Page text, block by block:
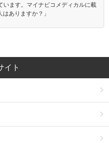
います。マイナビコメディカルに載
ありますか？」
イト